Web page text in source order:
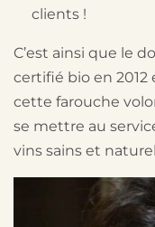
clients !
C’est ainsi que le
certifié bio en 2012
cette farouche
se mettre au
vins sains et